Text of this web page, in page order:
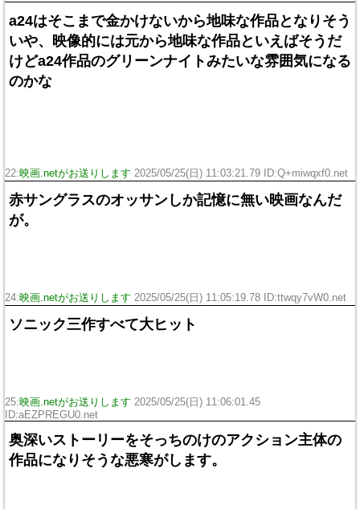
a24はそこまで金かけないから地味な作品となりそう
いや、映像的には元から地味な作品といえばそうだ
けどa24作品のグリーンナイトみたいな雰囲気になる
のかな
22:映画.netがお送りします 2025/05/25(日) 11:03:21.79 ID:Q+miwqxf0.net
赤サングラスのオッサンしか記憶に無い映画なんだ
が。
24:映画.netがお送りします 2025/05/25(日) 11:05:19.78 ID:ttwqy7vW0.net
ソニック三作すべて大ヒット
25:映画.netがお送りします 2025/05/25(日) 11:06:01.45
ID:aEZPREGU0.net
奥深いストーリーをそっちのけのアクション主体の
作品になりそうな悪寒がします。